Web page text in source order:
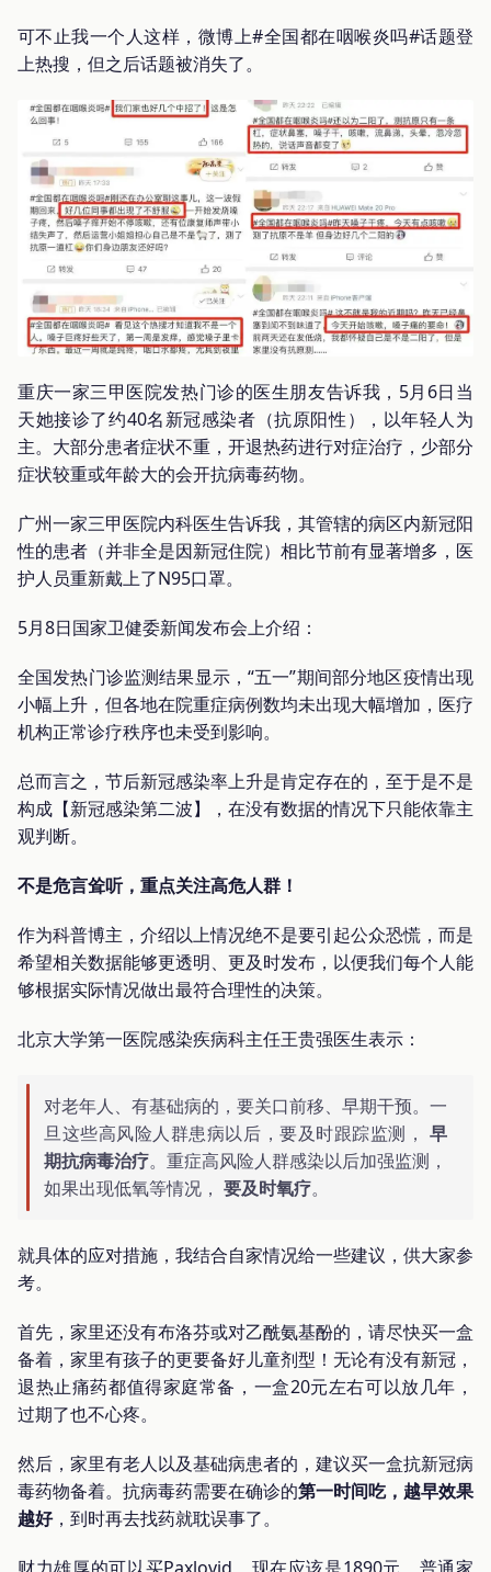
可不止我一个人这样，微博上#全国都在咽喉炎吗#话题登
上热搜，但之后话题被消失了。
重庆一家三甲医院发热门诊的医生朋友告诉我，5月6日当
天她接诊了约40名新冠感染者（抗原阳性），以年轻人为
主。大部分患者症状不重，开退热药进行对症治疗，少部分
症状较重或年龄大的会开抗病毒药物。
广州一家三甲医院内科医生告诉我，其管辖的病区内新冠阳
性的患者（并非全是因新冠住院）相比节前有显著增多，医
护人员重新戴上了N95口罩。
5月8日国家卫健委新闻发布会上介绍：
全国发热门诊监测结果显示，“五一”期间部分地区疫情出现
小幅上升，但各地在院重症病例数均未出现大幅增加，医疗
机构正常诊疗秩序也未受到影响。
总而言之，节后新冠感染率上升是肯定存在的，至于是不是
构成【新冠感染第二波】，在没有数据的情况下只能依靠主
观判断。
不是危言耸听，重点关注高危人群！
作为科普博主，介绍以上情况绝不是要引起公众恐慌，而是
希望相关数据能够更透明、更及时发布，以便我们每个人能
够根据实际情况做出最符合理性的决策。
北京大学第一医院感染疾病科主任王贵强医生表示：
对老年人、有基础病的，要关口前移、早期干预。一
旦这些高风险人群患病以后，要及时跟踪监测， 早
期抗病毒治疗。重症高风险人群感染以后加强监测，
如果出现低氧等情况， 要及时氧疗。
就具体的应对措施，我结合自家情况给一些建议，供大家参
考。
首先，家里还没有布洛芬或对乙酰氨基酚的，请尽快买一盒
备着，家里有孩子的更要备好儿童剂型！无论有没有新冠，
退热止痛药都值得家庭常备，一盒20元左右可以放几年，
过期了也不心疼。
然后，家里有老人以及基础病患者的，建议买一盒抗新冠病
毒药物备着。抗病毒药需要在确诊的第一时间吃，越早效果
越好，到时再去找药就耽误事了。